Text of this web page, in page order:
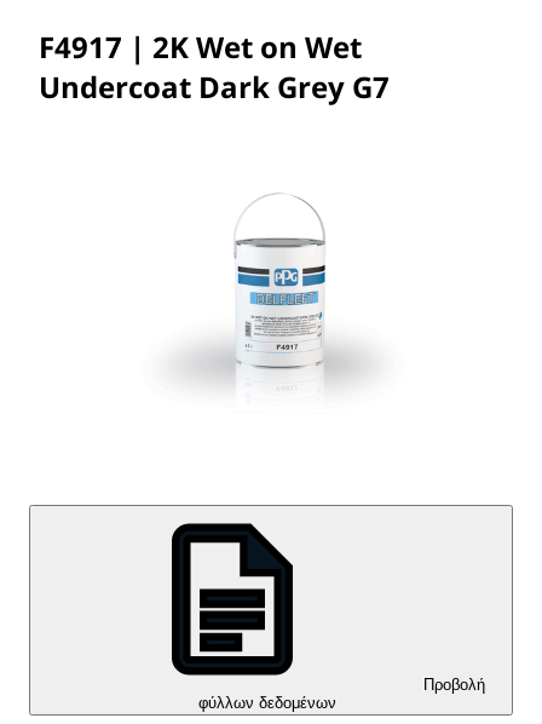
F4917 | 2K Wet on Wet
Undercoat Dark Grey G7
Προβολή
φύλλων δεδομένων